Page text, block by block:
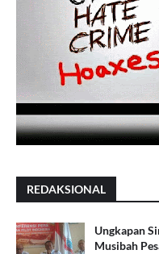
REDAKSIONAL
Ungkapan
Musibah